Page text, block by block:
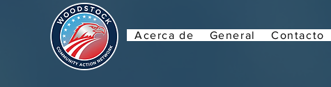
Acerca de General Contacto